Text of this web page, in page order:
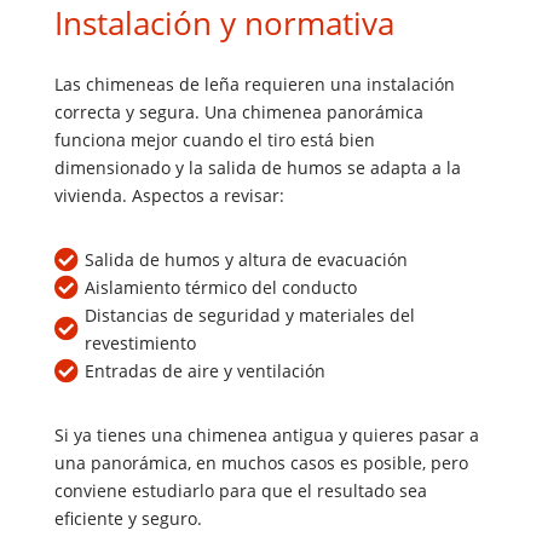
Instalación y normativa
Las chimeneas de leña requieren una instalación
correcta y segura. Una chimenea panorámica
funciona mejor cuando el tiro está bien
dimensionado y la salida de humos se adapta a la
vivienda. Aspectos a revisar:
 Salida de humos y altura de evacuación
 Aislamiento térmico del conducto

Distancias de seguridad y materiales del
revestimiento
 Entradas de aire y ventilación
Si ya tienes una chimenea antigua y quieres pasar a
una panorámica, en muchos casos es posible, pero
conviene estudiarlo para que el resultado sea
eficiente y seguro.